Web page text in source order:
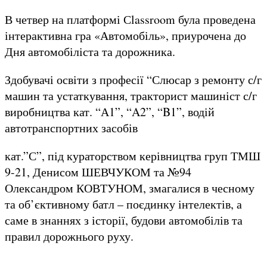
В четвер на платформі Сlassroom була проведена
інтерактивна гра «Автомобіль», приурочена до
Дня автомобіліста та дорожника.
Здобувачі освіти з професії “Слюсар з ремонту с/г
машин та устаткування, тракторист машиніст с/г
виробництва кат. “А1”, “A2”, “B1”, водій
автотранспортних засобів
кат.”С”, під кураторством керівництва груп ТМШ
9-21, Денисом ШЕВЧУКОМ та №94
Олександром КОВТУНОМ, змагалися в чесному
та об’єктивному батл – поєдинку інтелектів, а
саме в знаннях з історії, будови автомобілів та
правил дорожнього руху.